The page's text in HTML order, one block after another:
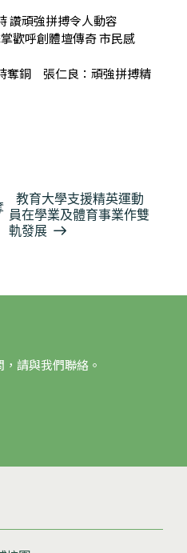
讚頑強拼搏令人動容
歡呼創體壇傳奇 市民感
奪銅 張仁良：頑強拼搏精
教育大學支援精英運動
員在學業及體育事業作雙
軌發展
請與我們聯絡。